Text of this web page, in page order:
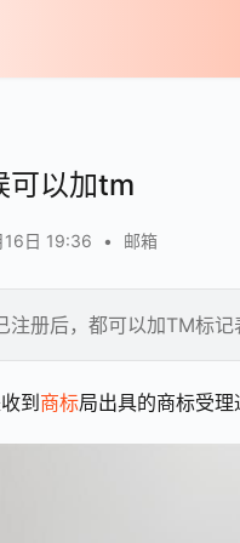
可以加tm
日 19:36 • 邮箱
注册后，都可以加TM标记
到 商标局出具的商标受理